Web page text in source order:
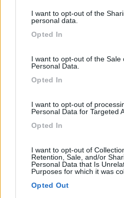
not limited to your visit or usage
grant or deny consent to Google
use your data for below
I want to opt-out of the
personal data.
Opted In
I want to opt-out of the Sale
Personal Data.
Opted In
I want to opt-out of
Personal Data for Targeted
Opted In
I want to opt-out of
Retention, Sale, and/or
Personal Data that Is
Purposes for which it was
Opted Out
Agriturismo
10
Servizi / Posizione